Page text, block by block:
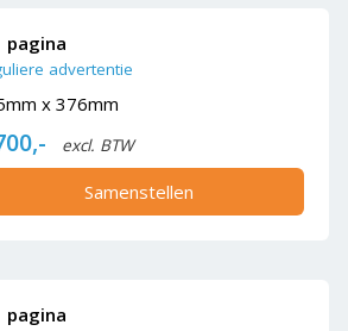
pagina
advertentie
x 376mm
excl. BTW
Samenstellen
pagina